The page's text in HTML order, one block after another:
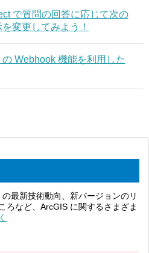
で質問の回答に応じて次の
変更してみよう！
Webhook 機能を利用した
最新技術動向、新バージョンのリ
ろなど、ArcGIS に関するさまざま